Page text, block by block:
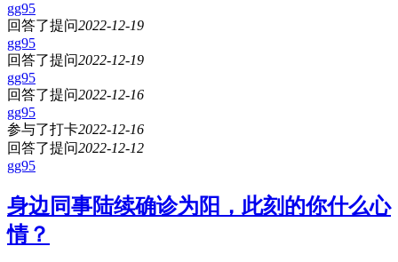
gg95
回答了提问2022-12-19
gg95
回答了提问2022-12-19
gg95
回答了提问2022-12-16
gg95
参与了打卡2022-12-16
回答了提问2022-12-12
gg95
身边同事陆续确诊为阳，此刻的你什么心
情？